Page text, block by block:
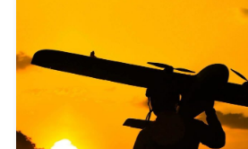
kertoi perjantaiaamuna 7. elokuuta
hyökkäsivät yön aikana yli 20
Nikopolin alueella iskuja kohdistui
kaupunkiin sekä […]